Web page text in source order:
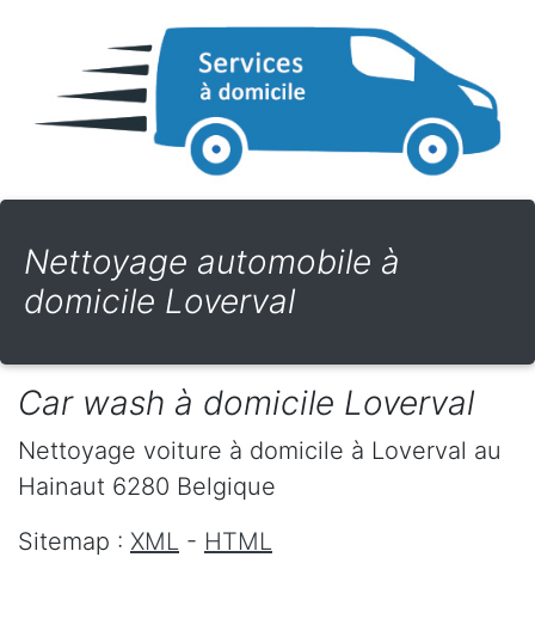
Nettoyage automobile à
domicile Loverval
Car wash à domicile Loverval
Nettoyage voiture à domicile à Loverval au
Hainaut 6280 Belgique
Sitemap : XML - HTML